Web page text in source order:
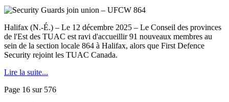
Halifax (N.-É.) – Le 12 décembre 2025 – Le Conseil des provinces
de l'Est des TUAC est ravi d'accueillir 91 nouveaux membres au
sein de la section locale 864 à Halifax, alors que First Defence
Security rejoint les TUAC Canada.
Lire la suite...
Page 16 sur 576